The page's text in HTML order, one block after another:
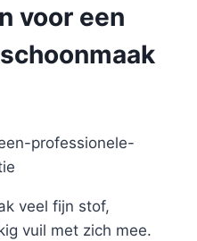
voor een
veel fijn stof,
vuil met zich mee.